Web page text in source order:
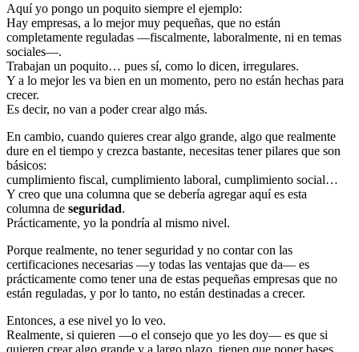
Aquí yo pongo un poquito siempre el ejemplo:
Hay empresas, a lo mejor muy pequeñas, que no están
completamente reguladas —fiscalmente, laboralmente, ni en temas
sociales—.
Trabajan un poquito… pues sí, como lo dicen, irregulares.
Y a lo mejor les va bien en un momento, pero no están hechas para
crecer.
Es decir, no van a poder crear algo más.
En cambio, cuando quieres crear algo grande, algo que realmente
dure en el tiempo y crezca bastante, necesitas tener pilares que son
básicos:
cumplimiento fiscal, cumplimiento laboral, cumplimiento social…
Y creo que una columna que se debería agregar aquí es esta
columna de seguridad.
Prácticamente, yo la pondría al mismo nivel.
Porque realmente, no tener seguridad y no contar con las
certificaciones necesarias —y todas las ventajas que da— es
prácticamente como tener una de estas pequeñas empresas que no
están reguladas, y por lo tanto, no están destinadas a crecer.
Entonces, a ese nivel yo lo veo.
Realmente, si quieren —o el consejo que yo les doy— es que si
quieren crear algo grande y a largo plazo, tienen que poner bases